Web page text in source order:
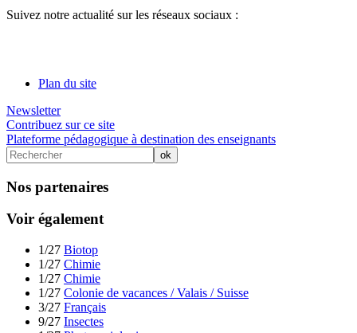
Suivez notre actualité sur les réseaux sociaux :
Plan du site
Newsletter
Contribuez sur ce site
Plateforme pédagogique à destination des enseignants
Nos partenaires
Voir également
1/27 Biotop
1/27 Chimie
1/27 Chimie
1/27 Colonie de vacances / Valais / Suisse
3/27 Français
9/27 Insectes